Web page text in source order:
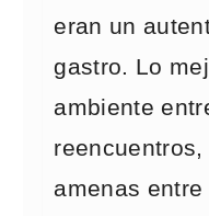
eran un
gastro. Lo
ambiente
amenas